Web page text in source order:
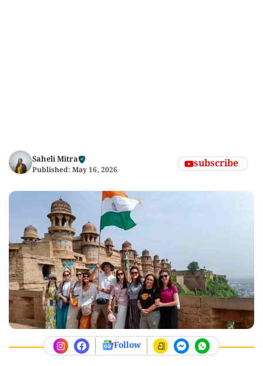
Saheli Mitra
Published: May 16, 2026 subscribe
Follow